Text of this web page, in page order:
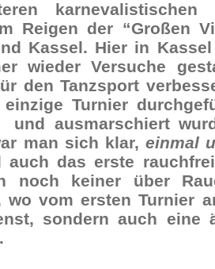
karnevalistischen
Reigen der “Großen
Kassel. Hier in
wieder Versuche
den Tanzsport
Turnier
und ausmarschiert
man sich klar,einmal
auch das erste
noch keiner über
wo vom ersten Turnier
sondern auch eine